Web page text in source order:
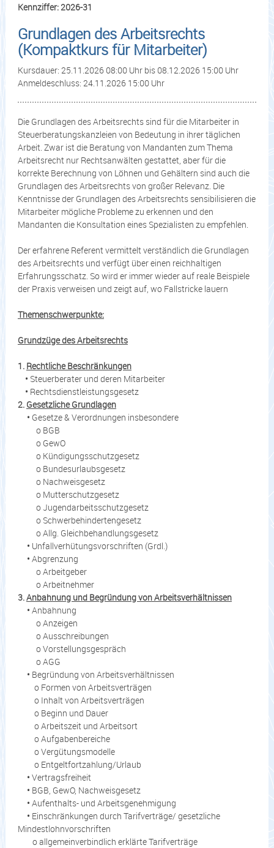
Kennziffer: 2026-31
Grundlagen des Arbeitsrechts
(Kompaktkurs für Mitarbeiter)
Kursdauer: 25.11.2026 08:00 Uhr bis 08.12.2026 15:00 Uhr
Anmeldeschluss: 24.11.2026 15:00 Uhr
Die Grundlagen des Arbeitsrechts sind für die Mitarbeiter in
Steuerberatungskanzleien von Bedeutung in ihrer täglichen
Arbeit. Zwar ist die Beratung von Mandanten zum Thema
Arbeitsrecht nur Rechtsanwälten gestattet, aber für die
korrekte Berechnung von Löhnen und Gehältern sind auch die
Grundlagen des Arbeitsrechts von großer Relevanz. Die
Kenntnisse der Grundlagen des Arbeitsrechts sensibilisieren die
Mitarbeiter mögliche Probleme zu erkennen und den
Mandanten die Konsultation eines Spezialisten zu empfehlen.
Der erfahrene Referent vermittelt verständlich die Grundlagen
des Arbeitsrechts und verfügt über einen reichhaltigen
Erfahrungsschatz. So wird er immer wieder auf reale Beispiele
der Praxis verweisen und zeigt auf, wo Fallstricke lauern
Themenschwerpunkte:
Grundzüge des Arbeitsrechts
1. Rechtliche Beschränkungen
• Steuerberater und deren Mitarbeiter
• Rechtsdienstleistungsgesetz
2. Gesetzliche Grundlagen
• Gesetze & Verordnungen insbesondere
o BGB
o GewO
o Kündigungsschutzgesetz
o Bundesurlaubsgesetz
o Nachweisgesetz
o Mutterschutzgesetz
o Jugendarbeitsschutzgesetz
o Schwerbehindertengesetz
o Allg. Gleichbehandlungsgesetz
• Unfallverhütungsvorschriften (Grdl.)
• Abgrenzung
o Arbeitgeber
o Arbeitnehmer
3.Anbahnung und Begründung von Arbeitsverhältnissen
• Anbahnung
o Anzeigen
o Ausschreibungen
o Vorstellungsgespräch
o AGG
• Begründung von Arbeitsverhältnissen
o Formen von Arbeitsverträgen
o Inhalt von Arbeitsverträgen
o Beginn und Dauer
o Arbeitszeit und Arbeitsort
o Aufgabenbereiche
o Vergütungsmodelle
o Entgeltfortzahlung/Urlaub
• Vertragsfreiheit
• BGB, GewO, Nachweisgesetz
• Aufenthalts- und Arbeitsgenehmigung
• Einschränkungen durch Tarifverträge/ gesetzliche
Mindestlohnvorschriften
o allgemeinverbindlich erklärte Tarifverträge